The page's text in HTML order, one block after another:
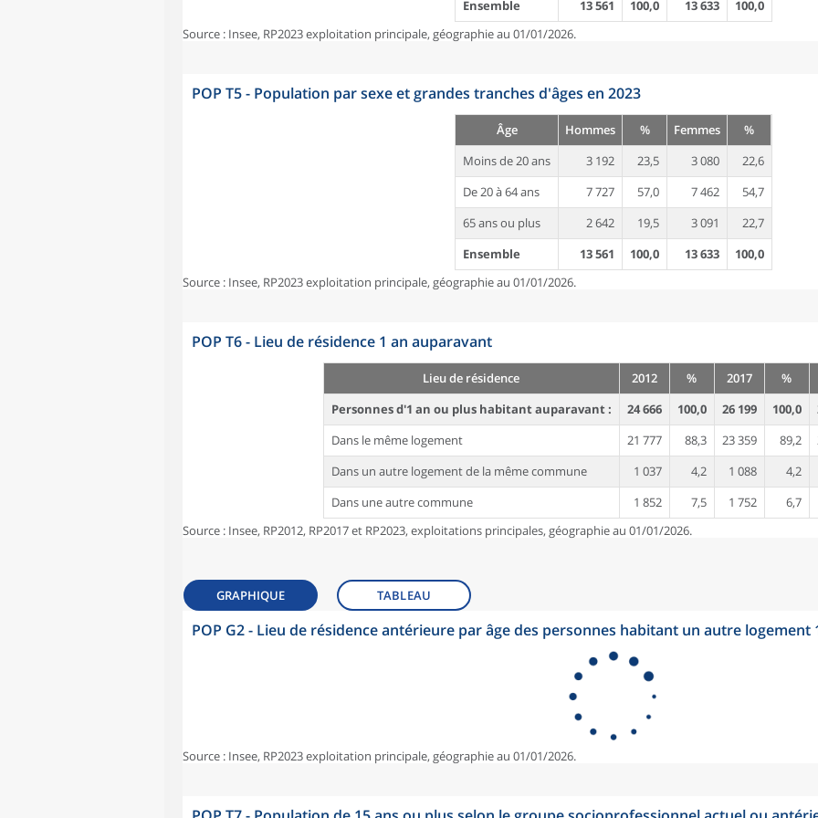
Ensemble
13 561 100,0 13 633
100,0
Source : Insee, RP2023 exploitation principale, géographie au 01/01/2026.
POP T5 - Population par sexe et grandes tranches d'âges en 2023
Âge Hommes % Femmes
%
Moins de 20 ans
3 192 23,5 3 080
22,6
De 20 à 64 ans
7 727 57,0 7 462
54,7
65 ans ou plus
2 642 19,5 3 091
22,7
Ensemble
13 561 100,0 13 633
100,0
Source : Insee, RP2023 exploitation principale, géographie au 01/01/2026.
POP T6 - Lieu de résidence 1 an auparavant
Lieu de résidence 2012 % 2017 %
Personnes d'1 an ou plus habitant auparavant :
24 666 100,0 26 199 100,0
Dans le même logement
21 777 88,3 23 359 89,2
Dans un autre logement de la même commune
1 037 4,2 1 088 4,2
Dans une autre commune
1 852 7,5 1 752 6,7
Source : Insee, RP2012, RP2017 et RP2023, exploitations principales, géographie au 01/01/2026.
GRAPHIQUE TABLEAU
POP G2 - Lieu de résidence antérieure par âge des personnes habitant un autre logement
Source : Insee, RP2023 exploitation principale, géographie au 01/01/2026.